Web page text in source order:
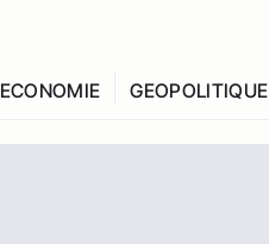
ECONOMIE GEOPOLITIQUE